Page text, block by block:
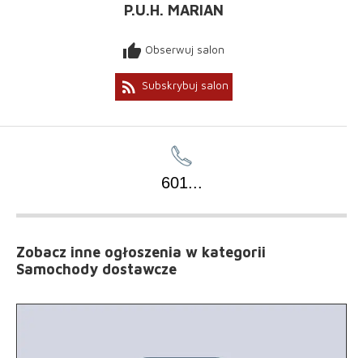
P.U.H. MARIAN
thumb_up Obserwuj salon
rss_feed Subskrybuj salon
601...
Zobacz inne ogłoszenia w kategorii
Samochody dostawcze